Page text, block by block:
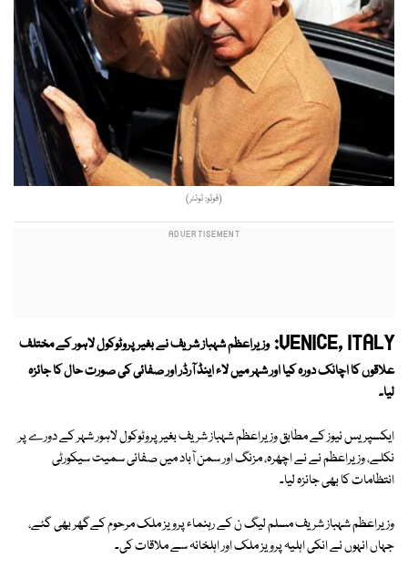
(فوٹو: ٹوئٹر)
VENICE, ITALY: وزیراعظم شہباز شریف نے بغیر پروٹوکول لاہور کے مختلف
علاقوں کا اچانک دورہ کیا اور شہر میں لاء اینڈ آرڈر اور صفائی کی صورت حال کا جائزہ
لیا۔
ایکسپریس نیوز کے مطابق وزیراعظم شہباز شریف بغیر پروٹوکول لاہور شہر کے دورے پر
نکلے، وزیراعظم نے نے اچھرہ، مزنگ اور سمن آباد میں صفائی سمیت سیکورٹی
انتظامات کا بھی جائزہ لیا۔
وزیراعظم شہباز شریف مسلم لیگ ن کے رہنماء پرویز ملک مرحوم کےگھر بھی گئے،
جہاں انہوں نے انکی اہلیہ پرویز ملک اور اہلخانہ سے ملاقات کی۔